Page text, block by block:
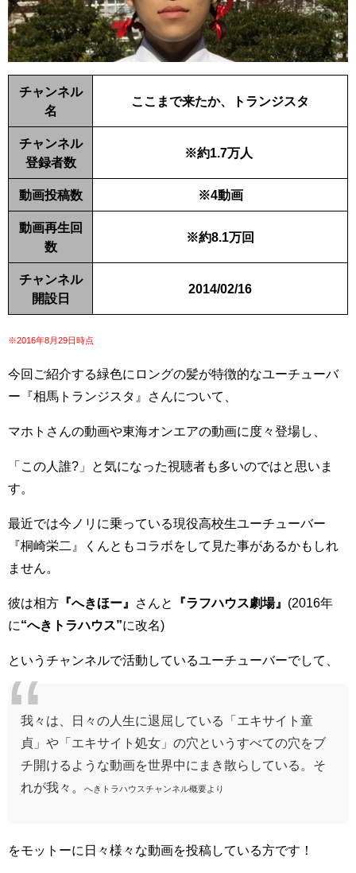
チャンネル
名
ここまで来たか、トランジスタ
チャンネル
登録者数
※約1.7万人
動画投稿数 ※4動画
動画再生回
数
※約8.1万回
チャンネル
開設日
2014/02/16
※2016年8月29日時点
今回ご紹介する緑色にロングの髪が特徴的なユーチューバ
ー『相馬トランジスタ』さんについて、
マホトさんの動画や東海オンエアの動画に度々登場し、
「この人誰?」と気になった視聴者も多いのではと思いま
す。
最近では今ノリに乗っている現役高校生ユーチューバー
『桐崎栄二』くんともコラボをして見た事があるかもしれ
ません。
彼は相方 『へきほー』 さんと 『ラフハウス劇場』 (2016年
に“へきトラハウス”に改名)
というチャンネルで活動しているユーチューバーでして、
我々は、日々の人生に退屈している「エキサイト童
貞」や「エキサイト処女」の穴というすべての穴をブ
チ開けるような動画を世界中にまき散らしている。そ
れが我々。
へきトラハウスチャンネル概要より
をモットーに日々様々な動画を投稿している方です！